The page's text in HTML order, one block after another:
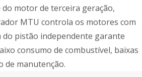
motor de terceira geração,
MTU controla os motores com
do pistão independente garante
consumo de combustível, baixas
de manutenção.